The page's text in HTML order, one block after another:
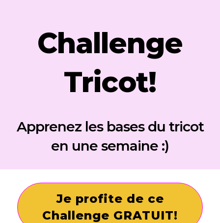
Challenge
Tricot!
Apprenez les bases du tricot
en une semaine :)
Je profite de ce
Challenge GRATUIT!